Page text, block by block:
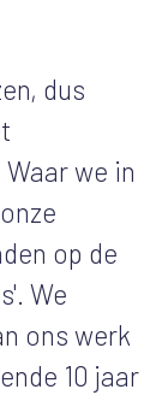
dus
we in
op de
We
ons werk
10 jaar